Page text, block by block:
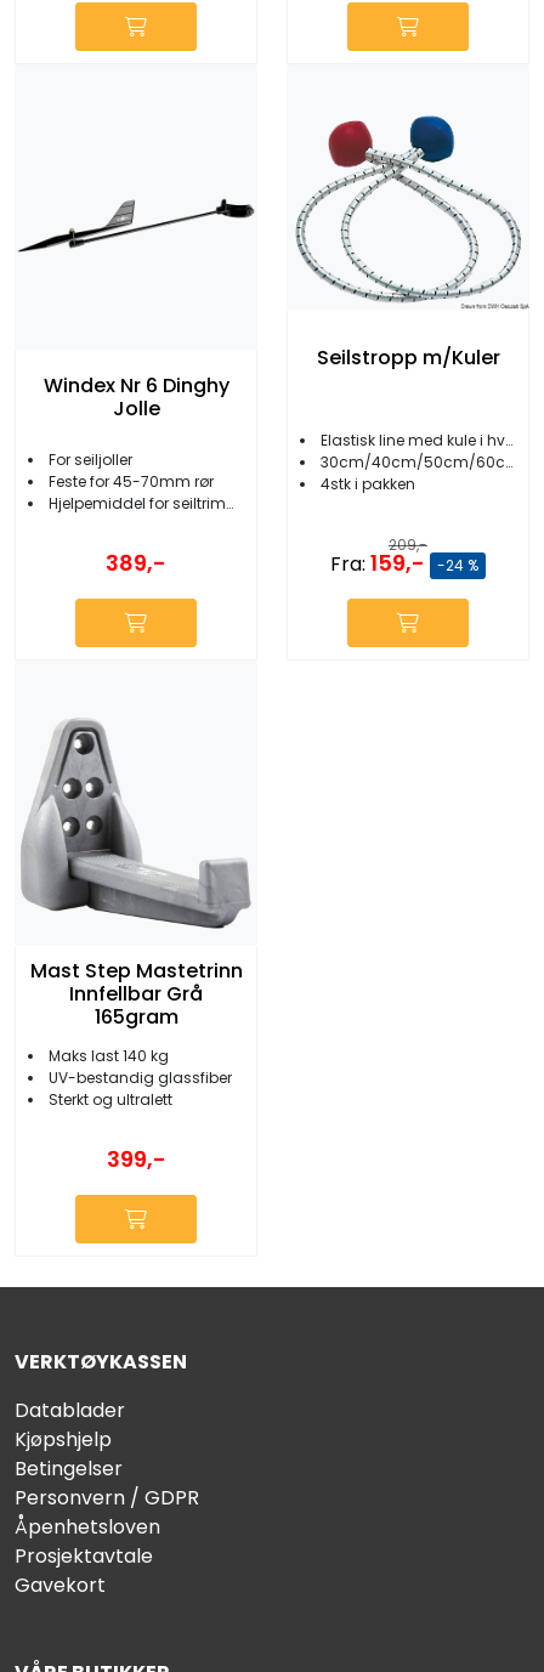
Windex Nr 6 Dinghy
Jolle
For seiljoller
Feste for 45-70mm rør
Hjelpemiddel for seiltrimming
389,-
Seilstropp m/Kuler
Elastisk line med kule i hver ende
30cm/40cm/50cm/60cm
4stk i pakken
209,-
Fra: 159,- -24 %
Mast Step Mastetrinn
Innfellbar Grå
165gram
Maks last 140 kg
UV-bestandig glassfiber
Sterkt og ultralett
399,-
VERKTØYKASSEN
Datablader
Kjøpshjelp
Betingelser
Personvern / GDPR
Åpenhetsloven
Prosjektavtale
Gavekort